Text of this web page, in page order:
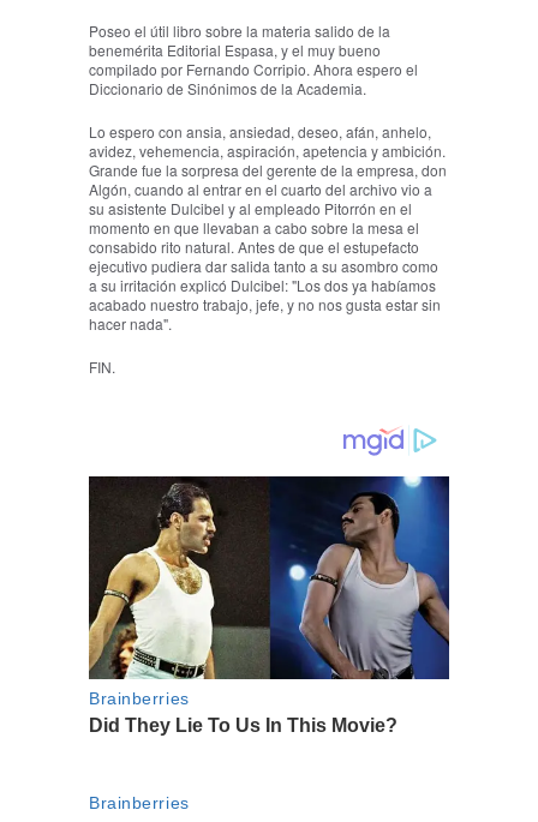
Poseo el útil libro sobre la materia salido de la
benemérita Editorial Espasa, y el muy bueno
compilado por Fernando Corripio. Ahora espero el
Diccionario de Sinónimos de la Academia.
Lo espero con ansia, ansiedad, deseo, afán, anhelo,
avidez, vehemencia, aspiración, apetencia y ambición.
Grande fue la sorpresa del gerente de la empresa, don
Algón, cuando al entrar en el cuarto del archivo vio a
su asistente Dulcibel y al empleado Pitorrón en el
momento en que llevaban a cabo sobre la mesa el
consabido rito natural. Antes de que el estupefacto
ejecutivo pudiera dar salida tanto a su asombro como
a su irritación explicó Dulcibel: "Los dos ya habíamos
acabado nuestro trabajo, jefe, y no nos gusta estar sin
hacer nada".
FIN.